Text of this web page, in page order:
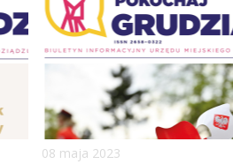
Dodano
08 maja 2023